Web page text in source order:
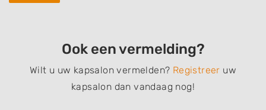
Ook een vermelding?
Wilt u uw kapsalon vermelden? Registreer uw
kapsalon dan vandaag nog!